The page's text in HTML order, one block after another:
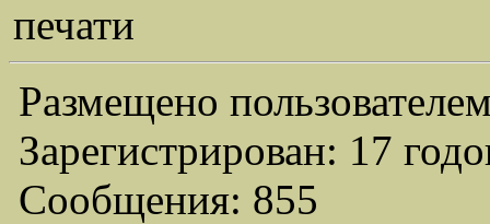
печати
Размещено
Зарегистрирован: 17
Сообщения: 855